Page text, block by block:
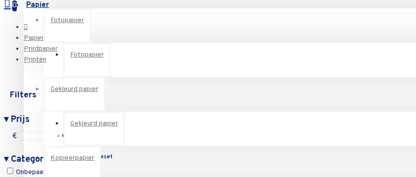
Papier
Fotopapier
Fotopapier
Gekleurd papier
Gekleurd papier
Kopieerpapier
0
Papier
Printpapier
Printen
Filters
▾Prijs
€ - €
▾Categorieën Reset
Onbepaald